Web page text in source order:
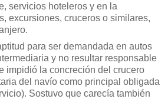
servicios hoteleros y en la
excursiones, cruceros o similares,
para ser demandada en autos
y no resultar responsable
impidió la concreción del crucero
del navío como principal obligada
Sostuvo que carecía también